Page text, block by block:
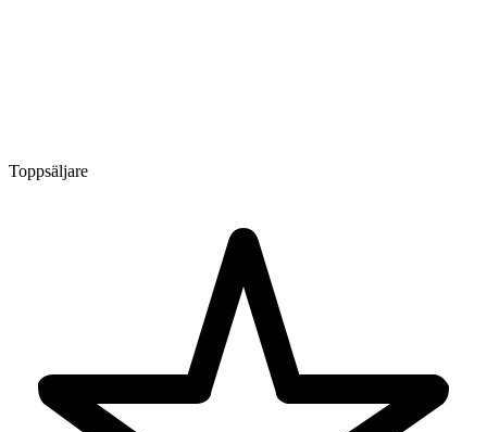
Toppsäljare